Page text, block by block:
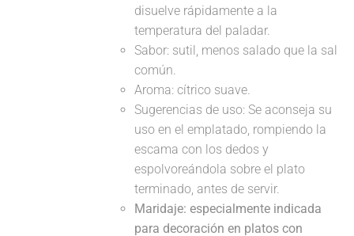
disuelve rápidamente a la
temperatura del paladar.
Sabor: sutil, menos salado que la sal
común.
Aroma: cítrico suave.
Sugerencias de uso: Se aconseja su
uso en el emplatado, rompiendo la
escama con los dedos y
espolvoreándola sobre el plato
terminado, antes de servir.
Maridaje: especialmente indicada
para decoración en platos con